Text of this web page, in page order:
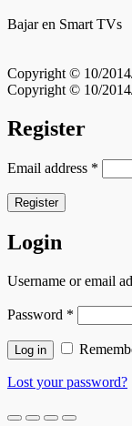
Bajar en Smart TVs
Copyright © 10/
Copyright © 10/
Register
Email address *
Register
Login
Username or email
Password *
Log in
Lost your password?